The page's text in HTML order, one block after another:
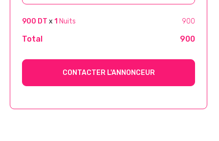
900 DT x 1 Nuits 900
Total 900
CONTACTER L'ANNONCEUR